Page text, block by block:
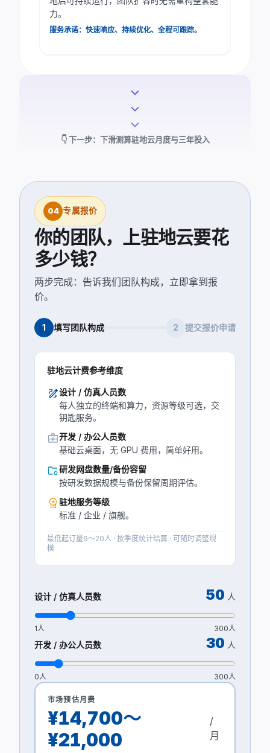
力。
服务承诺：快速响应、持续优化、全程可跟踪。
前
support_agent
运
维
托
管
school
培
训
认
证
能
驻地云服务能力 · 全链路保障
expand_more
expand_more
expand_more
👇 下一步：下滑测算驻地云月度与三年投入
04 专属报价
你的团队，上驻地云要花
多少钱？
两步完成：告诉我们团队构成，立即拿到报
价。
1 填写团队构成 2 提交报价申请
驻地云计费参考维度
draw设计 / 仿真人员数
每人独立的终端和算力，资源等级可选，交
钥匙服务。
business_center开发 / 办公人员数
基础云桌面，无 GPU 费用，简单好用。
folder_managed研发网盘数量/备份容留
按研发数据规模与备份保留周期评估。
workspace_premium 驻地服务等级
标准 / 企业 / 旗舰。
最低起订量6～20人 · 按季度统计结算 · 可随时调整规
模
设计 / 仿真人员数 50 人
1人 300人
开发 / 办公人员数 30 人
0人 300人
市场预估月费
¥14,700～
¥21,000
/
月